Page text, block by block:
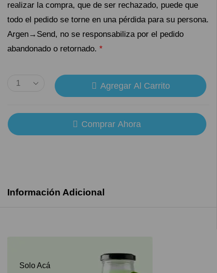
realizar la compra, que de ser rechazado, puede que
todo el pedido se torne en una pérdida para su persona.
Argen→Send, no se responsabiliza por el pedido
abandonado o retornado. *
Agregar Al Carrito
Comprar Ahora
Información Adicional
Solo Acá